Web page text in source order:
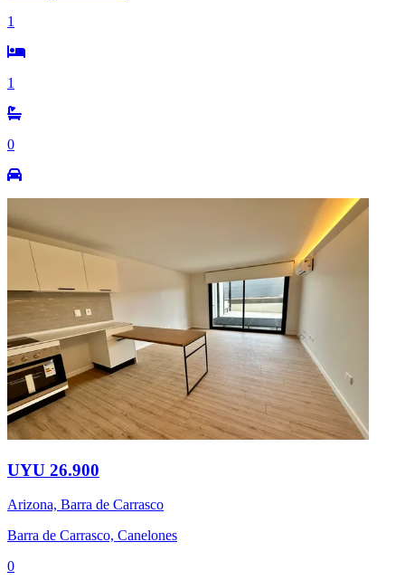
1
1
0
UYU 26.900
Arizona, Barra de Carrasco
Barra de Carrasco, Canelones
0